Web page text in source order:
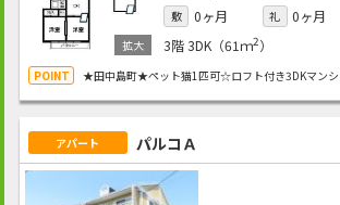
敷 0ヶ月 礼
0ヶ月
3階3DK（61ｍ2）
★田中島町★ペット猫1匹可☆ロフト付き3DKマンシ
アパート パルコＡ